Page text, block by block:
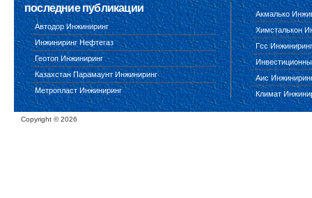
последние публикации
Автодор Инжиниринг
Инжиниринг Нефтегаз
Геотоп Инжиниринг
Казахстан Парамаунт Инжиниринг
Метропласт Инжиниринг
Акмалько
Химсталькон
Гсс Инжиниринг
Аис
Климат
Copyright ©2026